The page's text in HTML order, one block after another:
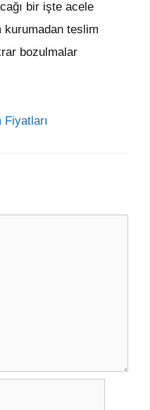
bir işte acele
kurumadan teslim
bozulmalar
Fiyatları